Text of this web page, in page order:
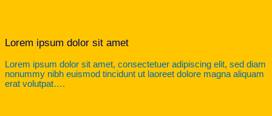
Lorem ipsum dolor sit amet
Lorem ipsum dolor sit amet, consectetuer adipiscing elit, sed diam
nonummy nibh euismod tincidunt ut laoreet dolore magna aliquam
erat volutpat….